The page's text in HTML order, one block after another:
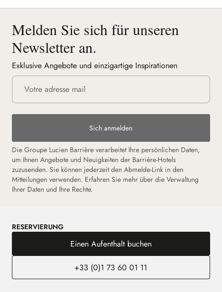
Melden Sie sich für unseren
Newsletter an.
Exklusive Angebote und einzigartige Inspirationen
Sich anmelden
Die Groupe Lucien Barrière verarbeitet Ihre persönlichen Daten,
um Ihnen Angebote und Neuigkeiten der Barrière-Hotels
zuzusenden. Sie können jederzeit den Abmelde-Link in den
Mitteilungen verwenden. Erfahren Sie mehr über die Verwaltung
Ihrer Daten und Ihre Rechte.
RESERVIERUNG
Einen Aufenthalt buchen
+33 (0)1 73 60 01 11